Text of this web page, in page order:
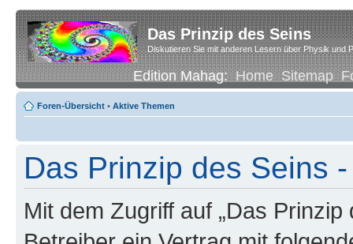
Das Prinzip des Seins
Diskutieren Sie mit anderen Lesern über Physik und
Edition Mahag:Home Sitemap
Foren-Übersicht • Aktive Themen
Das Prinzip des Seins
Mit dem Zugriff auf „Das